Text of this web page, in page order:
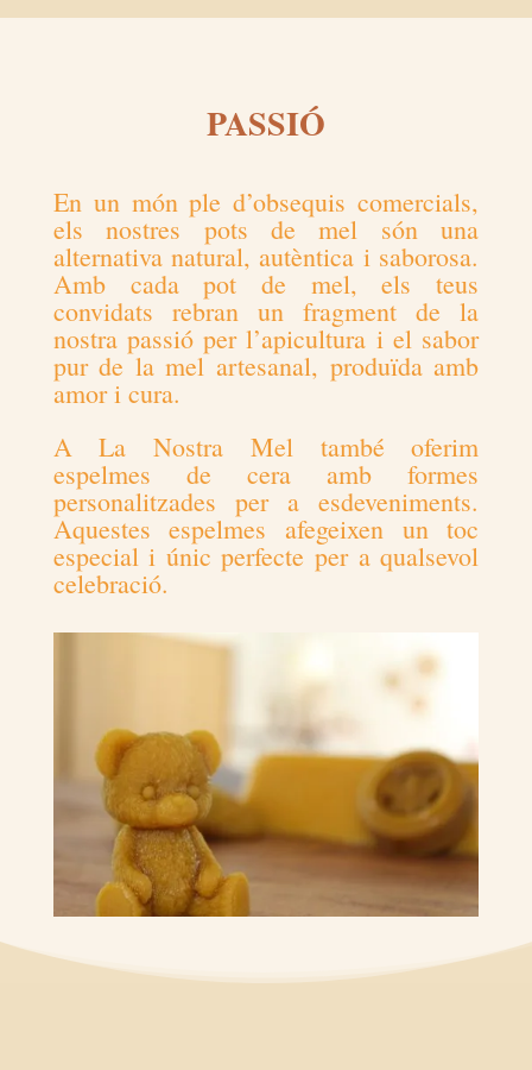
PASSIÓ
En un món ple d’obsequis comercials,
els nostres pots de mel són una
alternativa natural, autèntica i saborosa.
Amb cada pot de mel, els teus
convidats rebran un fragment de la
nostra passió per l’apicultura i el sabor
pur de la mel artesanal, produïda amb
amor i cura.
A La Nostra Mel també oferim
espelmes de cera amb formes
personalitzades per a esdeveniments.
Aquestes espelmes afegeixen un toc
especial i únic perfecte per a qualsevol
celebració.